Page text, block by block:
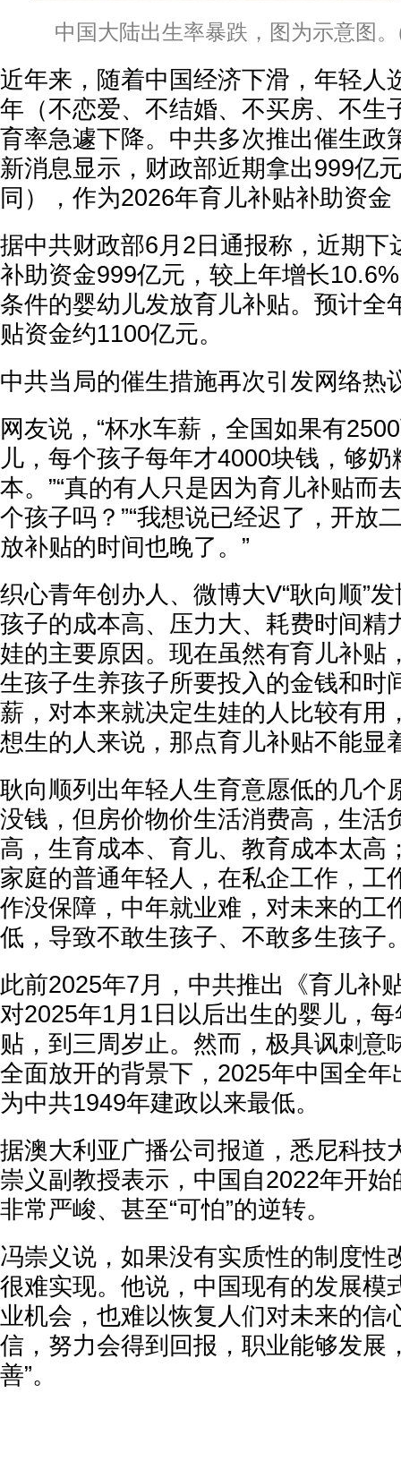
中国大陆出生率暴跌，图为示意图
近年来，随着中国经济下滑，年轻人
年（不恋爱、不结婚、不买房、不生
育率急遽下降。中共多次推出催生政
新消息显示，财政部近期拿出999亿
同），作为2026年育儿补贴补助资
据中共财政部6月2日通报称，近期下
补助资金999亿元，较上年增长
条件的婴幼儿发放育儿补贴。预计全
贴资金约1100亿元。
中共当局的催生措施再次引发网络热
网友说，“杯水车薪，全国如果有
儿，每个孩子每年才4000块钱，够奶
本。”“真的有人只是因为育儿补贴而
个孩子吗？”“我想说已经迟了，开放
放补贴的时间也晚了。”
织心青年创办人、微博大V“耿向顺”
孩子的成本高、压力大、耗费时间精
娃的主要原因。现在虽然有育儿补贴
生孩子生养孩子所要投入的金钱和时
薪，对本来就决定生娃的人比较有用
想生的人来说，那点育儿补贴不能显
耿向顺列出年轻人生育意愿低的几个
没钱，但房价物价生活消费高，生活
高，生育成本、育儿、教育成本太高
家庭的普通年轻人，在私企工作，工
作没保障，中年就业难，对未来的工
低，导致不敢生孩子、不敢多生孩子
此前2025年7月，中共推出《育儿补
对2025年1月1日以后出生的婴儿，
贴，到三周岁止。然而，极具讽刺意
全面放开的背景下，2025年中国全
为中共1949年建政以来最低。
据澳大利亚广播公司报道，悉尼科技
崇义副教授表示，中国自2022年开
非常严峻、甚至“可怕”的逆转。
冯崇义说，如果没有实质性的制度性
很难实现。他说，中国现有的发展模
业机会，也难以恢复人们对未来的信
信，努力会得到回报，职业能够发展
善”。